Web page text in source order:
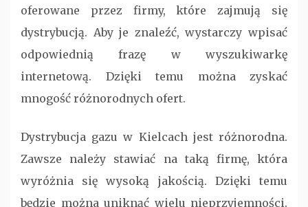
oferowane przez firmy, które zajmują się
dystrybucją. Aby je znaleźć, wystarczy wpisać
odpowiednią frazę w wyszukiwarkę
internetową. Dzięki temu można zyskać
mnogość różnorodnych ofert.
Dystrybucja gazu w Kielcach jest różnorodna.
Zawsze należy stawiać na taką firmę, która
wyróżnia się wysoką jakością. Dzięki temu
będzie można uniknąć wielu nieprzyjemności.